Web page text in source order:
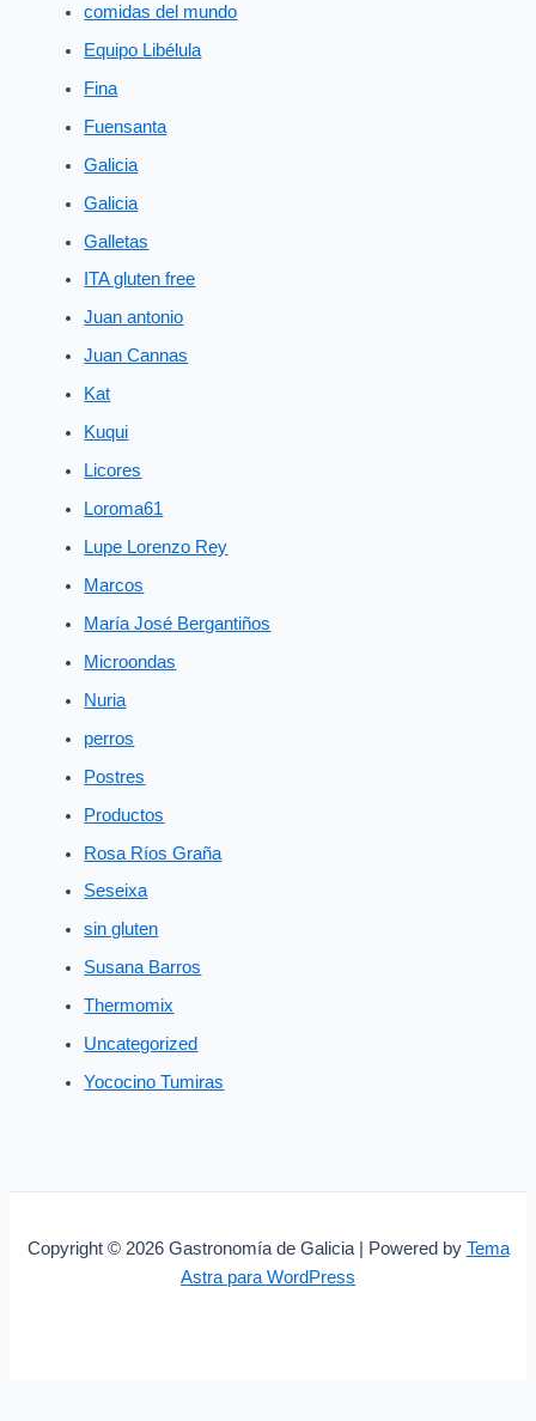
comidas del mundo
Equipo Libélula
Fina
Fuensanta
Galicia
Galicia
Galletas
ITA gluten free
Juan antonio
Juan Cannas
Kat
Kuqui
Licores
Loroma61
Lupe Lorenzo Rey
Marcos
María José Bergantiños
Microondas
Nuria
perros
Postres
Productos
Rosa Ríos Graña
Seseixa
sin gluten
Susana Barros
Thermomix
Uncategorized
Yococino Tumiras
Copyright © 2026 Gastronomía de Galicia | Powered by Tema
Astra para WordPress